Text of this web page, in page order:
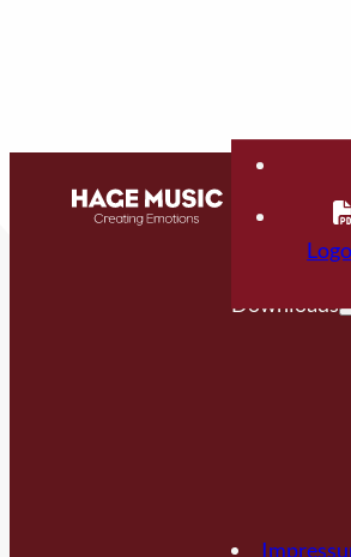
Kontakt
Downloads